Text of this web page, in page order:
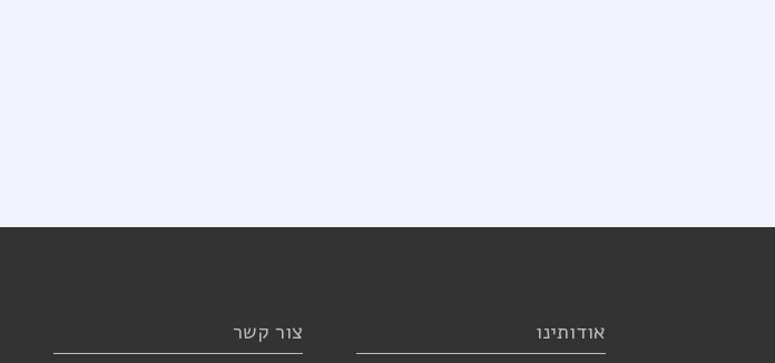
אודותינו צור קשר